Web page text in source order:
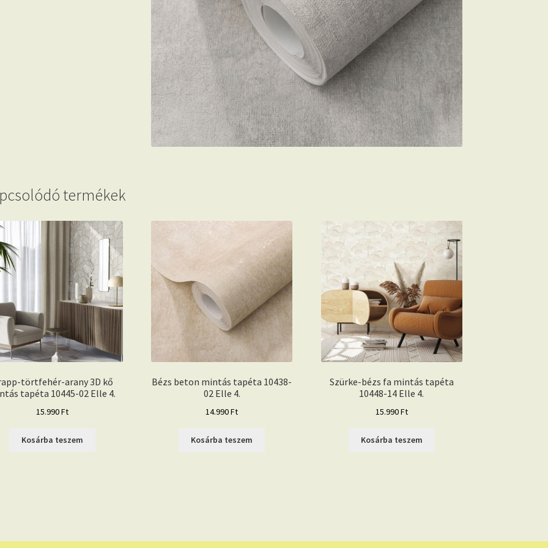
termékek
törtfehér-arany 3D kő
tapéta 10445-02 Elle 4.
15.990Ft
Kosárba teszem
Bézs beton mintás tapéta 10438-
02 Elle 4.
14.990Ft
Kosárba teszem
Szürke-bézs fa mintás tapéta
10448-14 Elle 4.
15.990Ft
Kosárba teszem